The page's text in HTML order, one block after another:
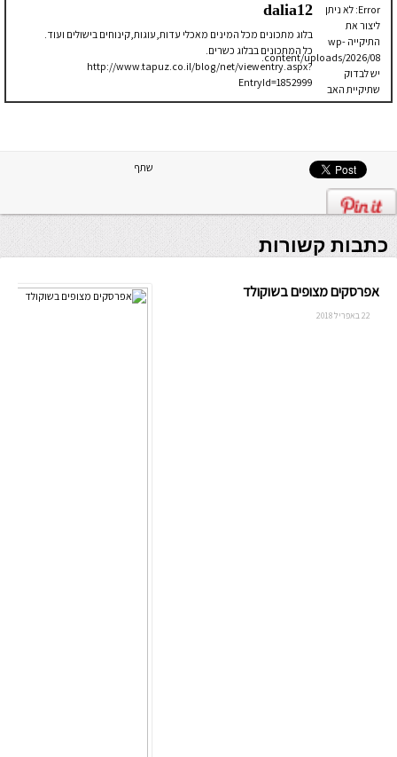
Error: לא ניתן
ליצור את
התיקייה wp-
content/uploads/2026/08.
יש לבדוק
שתיקיית האב
שלה ניתנת
dalia12
בלוג מתכונים מכל המינים מאכלי עדות,עוגות,קינוחים בישולים ועוד.
כל המתכונים בבלוג כשרים.
http://www.tapuz.co.il/blog/net/viewentry.aspx?
EntryId=1852999
שתף
כתבות קשורות
אפרסקים מצופים בשוקולד
22 באפריל 2018